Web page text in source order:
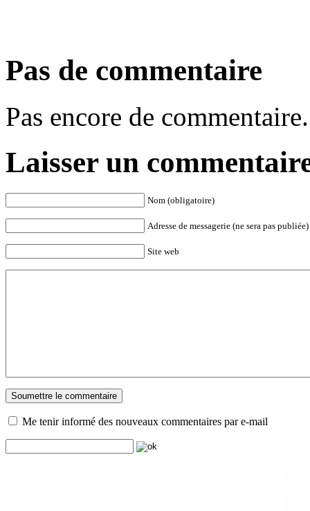
Pas de commentaire
Pas encore de commentaire.
Laisser un
Nom (obligatoire)
Adresse de messagerie (ne sera pas
Site web
Me tenir informé des nouveaux commentaires par e-mail